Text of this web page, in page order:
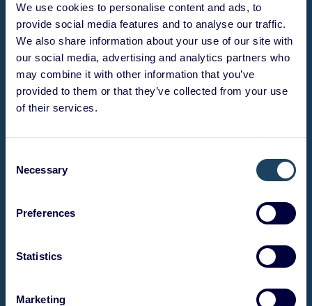
We use cookies to personalise content and ads, to
provide social media features and to analyse our traffic.
We also share information about your use of our site with
our social media, advertising and analytics partners who
may combine it with other information that you’ve
provided to them or that they’ve collected from your use
of their services.
Selection
Necessary
Preferences
Statistics
Marketing